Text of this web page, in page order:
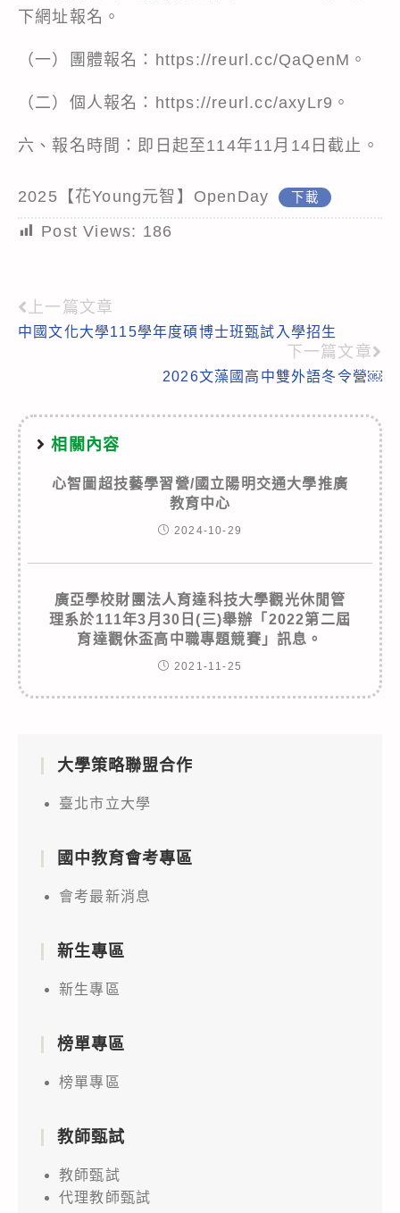
下網址報名。
（一）團體報名：https://reurl.cc/QaQenM。
（二）個人報名：https://reurl.cc/axyLr9。
六、報名時間：即日起至114年11月14日截止。
2025【花Young元智】OpenDay 下載
Post Views: 186
Read
more
上一篇文章
中國文化大學115學年度碩博士班甄試入學招生
下一篇文章
2026文藻國高中雙外語冬令營￼
相關內容
心智圖超技藝學習營/國立陽明交通大學推廣
教育中心
2024-10-29
廣亞學校財團法人育達科技大學觀光休閒管
理系於111年3月30日(三)舉辦「2022第二屆
育達觀休盃高中職專題競賽」訊息。
2021-11-25
大學策略聯盟合作
臺北市立大學
國中教育會考專區
會考最新消息
新生專區
新生專區
榜單專區
榜單專區
教師甄試
教師甄試
代理教師甄試